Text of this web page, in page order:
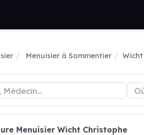
Menuisier à Sommentier
Menuisier Wicht Christophe